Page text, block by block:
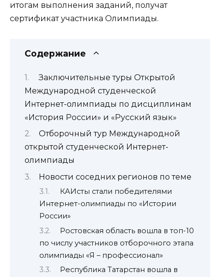
итогам выполнения заданий, получат
сертификат участника Олимпиады.
Содержание
Заключительные туры Открытой
Международной студенческой
Интернет-олимпиады по дисциплинам
«История России» и «Русский язык»
Отборочный тур Международной
открытой студенческой Интернет-
олимпиады
Новости соседних регионов по теме
КАИсты стали победителями
Интернет-олимпиады по «Истории
России»
Ростовская область вошла в топ-10
по числу участников отборочного этапа
олимпиады «Я – профессионал»
Республика Татарстан вошла в